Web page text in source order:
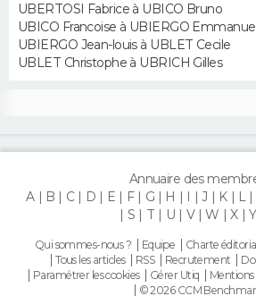
GUIDES D'ACHAT
BONS PLANS
S'inscrire
Se connecter
Primaires
Universités
Entreprises
Service militaire
Avis de recherche
AVIS DE DÉCÈS
UBERTOSI Fabrice à UBICO Bruno
UBICO Francoise à UBIERGO
UBIERGO Jean-louis à UBLET Cecile
UBLET Christophe à UBRICH Gilles
Annuaire des
A
B C D E F G H I J K L
S
T U V W X Y
Qui sommes-nous ? Equipe Charte
Tous les articles
RSS Recrutement
Paramétrer les cookies
Gérer Utiq Mentions
© 2026 CCM